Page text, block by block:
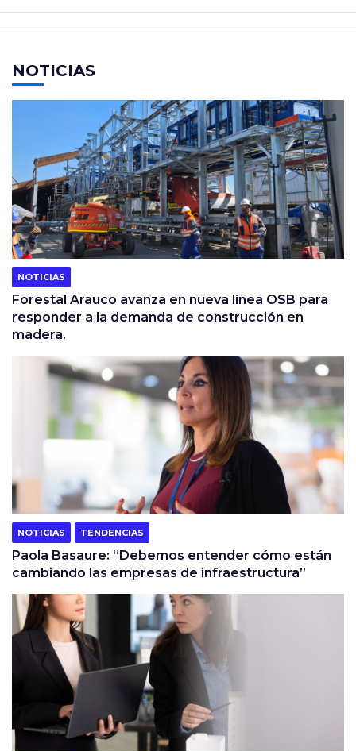
NOTICIAS
NOTICIAS
Forestal Arauco avanza en nueva línea OSB para
responder a la demanda de construcción en
madera.
NOTICIAS TENDENCIAS
Paola Basaure: “Debemos entender cómo están
cambiando las empresas de infraestructura”